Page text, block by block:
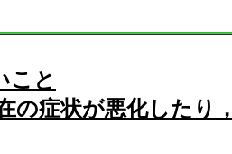
こと
の症状が悪化した